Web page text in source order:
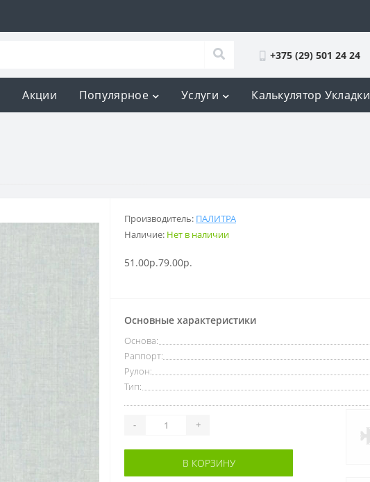
+375 (29) 501 24 24
Акции Популярное Услуги Калькулятор Укладки
Производитель: ПАЛИТРА
Наличие: Нет в наличии
51.00р.79.00р.
Основные характеристики
Основа:
Раппорт:
Рулон:
Тип:
- +
В КОРЗИНУ